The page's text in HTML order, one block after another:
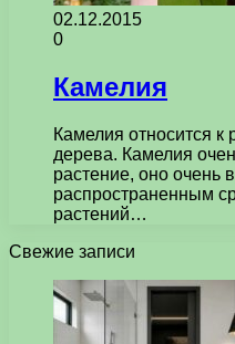
02.12.2015
0
Камелия
Камелия относится к
дерева. Камелия
растение, оно очень
распространенным
растений…
Свежие записи